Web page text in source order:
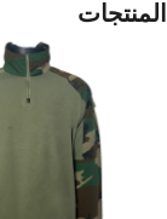
المنتجات